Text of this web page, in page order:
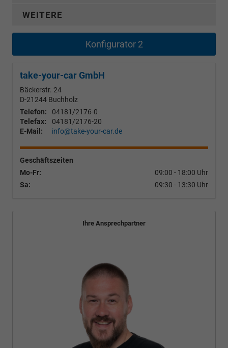
WEITERE
Konfigurator 2
take-your-car GmbH
Bäckerstr. 24
D-21244 Buchholz
Telefon:
04181/2176-0
Telefax:
04181/2176-20
E-Mail:
info@take-your-car.de
Geschäftszeiten
Mo-Fr:
09:00 - 18:00 Uhr
Sa:
09:30 - 13:30 Uhr
Ihre Ansprechpartner